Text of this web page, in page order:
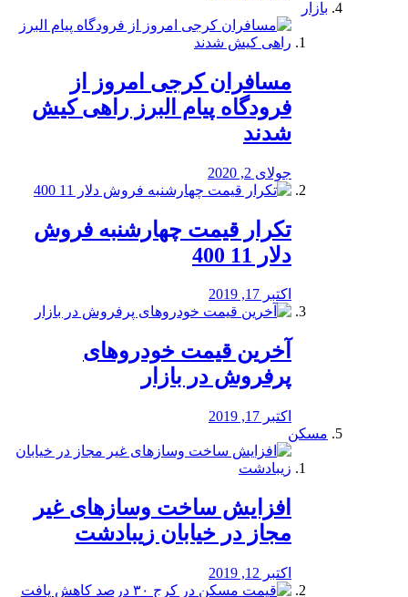
بازار
مسافران کرجی امروز از
فرودگاه پیام البرز راهی کیش
شدند
جولای 2, 2020
تکرار قیمت چهارشنبه فروش
دلار 11 400
اکتبر 17, 2019
آخرین قیمت خودرو‌های
پرفروش در بازار
اکتبر 17, 2019
مسکن
افزایش ساخت وسازهای غیر
مجاز در خیابان زیبادشت
اکتبر 12, 2019